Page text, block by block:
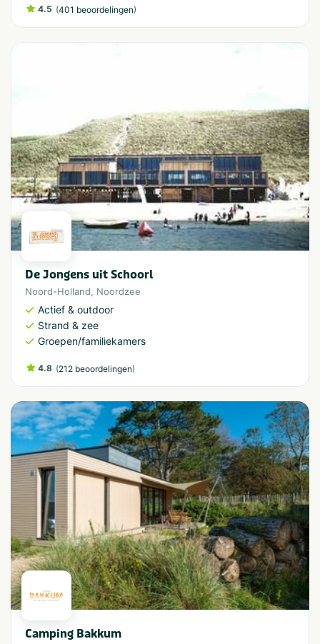
4.5 (401 beoordelingen)
De Jongens uit Schoorl
Noord-Holland, Noordzee
Actief & outdoor
Strand & zee
Groepen/familiekamers
4.8 (212 beoordelingen)
Camping Bakkum